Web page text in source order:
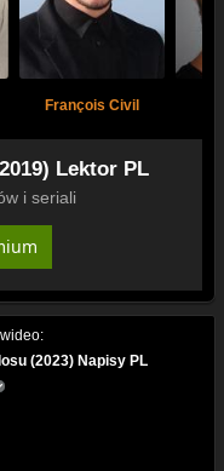
François Civil
Lektor PL
i seriali
(2023) Napisy PL